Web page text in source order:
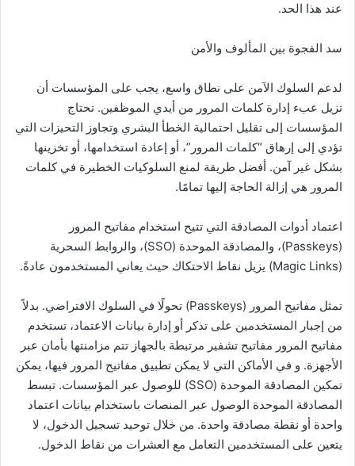
عند هذا الحد.
سد الفجوة بين المألوف والأمن
لدعم السلوك الآمن على نطاق واسع، يجب على المؤسسات أن
تزيل عبء إدارة كلمات المرور من أيدي الموظفين. تحتاج
المؤسسات إلى تقليل احتمالية الخطأ البشري وتجاوز التحيزات التي
تؤدي إلى إرهاق “كلمات المرور”، أو إعادة استخدامها، أو تخزينها
بشكل غير آمن. أفضل طريقة لمنع السلوكيات الخطيرة في كلمات
المرور هي إزالة الحاجة إليها تمامًا.
اعتماد أدوات المصادقة التي تتيح استخدام مفاتيح المرور
(Passkeys)، والمصادقة الموحدة (SSO)، والروابط السحرية
(Magic Links) يزيل نقاط الاحتكاك حيث يعاني المستخدمون عادةً.
تمثل مفاتيح المرور (Passkeys) تحولًا في السلوك الافتراضي. بدلاً
من إجبار المستخدمين على تذكر أو إدارة بيانات الاعتماد، تستخدم
مفاتيح المرور مفاتيح تشفير مرتبطة بالجهاز تتم مزامنتها بأمان عبر
الأجهزة. و في الأماكن التي لا يمكن تطبيق مفاتيح المرور فيها، يمكن
تمكين المصادقة الموحدة (SSO) للوصول عبر المؤسسات. تبسط
المصادقة الموحدة الوصول عبر المنصات باستخدام بيانات اعتماد
واحدة أو نقطة مصادقة واحدة. من خلال توحيد تسجيل الدخول، لا
يتعين على المستخدمين التعامل مع العشرات من نقاط الدخول.